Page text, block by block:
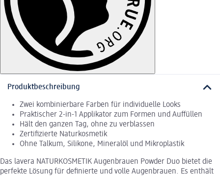
Produktbeschreibung
Zwei kombinierbare Farben für individuelle Looks
Praktischer 2-in-1 Applikator zum Formen und Auffüllen
Hält den ganzen Tag, ohne zu verblassen
Zertifizierte Naturkosmetik
Ohne Talkum, Silikone, Mineralöl und Mikroplastik
Das lavera NATURKOSMETIK Augenbrauen Powder Duo bietet die
perfekte Lösung für definierte und volle Augenbrauen. Es enthält